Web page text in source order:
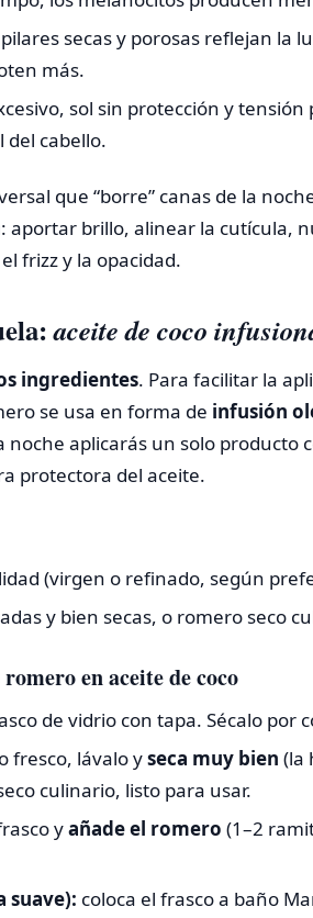
secas y porosas reflejan la
más.
sol sin protección y
del cabello.
que “borre” canas de la
: aportar brillo, alinear la cutícula,
frizz y la opacidad.
aceite de coco
ingredientes. Para facilitar la
se usa en forma de infusión
noche aplicarás un solo producto
protectora del aceite.
(virgen o refinado, según
y bien secas, o romero seco
en aceite de coco
de vidrio con tapa. Sécalo por
fresco, lávalo yseca muy bien (la
culinario, listo para usar.
yañade el romero (1–2
suave): coloca el frasco a baño